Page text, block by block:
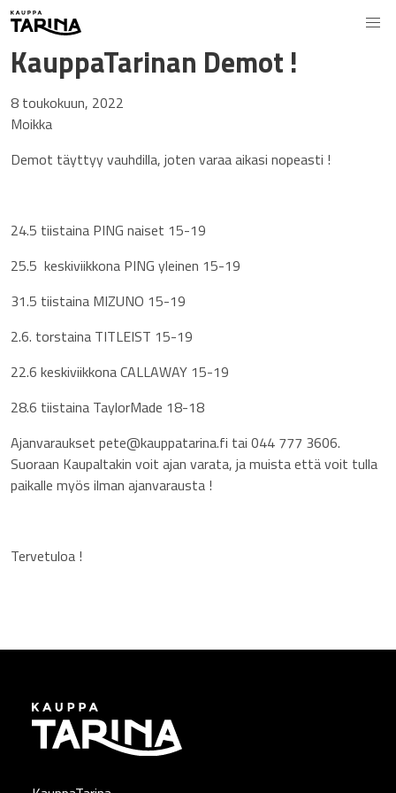
KauppaTarinan Demot !
8 toukokuun, 2022
Moikka
Demot täyttyy vauhdilla, joten varaa aikasi nopeasti !
24.5 tiistaina PING naiset 15-19
25.5 keskiviikkona PING yleinen 15-19
31.5 tiistaina MIZUNO 15-19
2.6. torstaina TITLEIST 15-19
22.6 keskiviikkona CALLAWAY 15-19
28.6 tiistaina TaylorMade 18-18
Ajanvaraukset pete@kauppatarina.fi tai 044 777 3606.
Suoraan Kaupaltakin voit ajan varata, ja muista että voit tulla
paikalle myös ilman ajanvarausta !
Tervetuloa !